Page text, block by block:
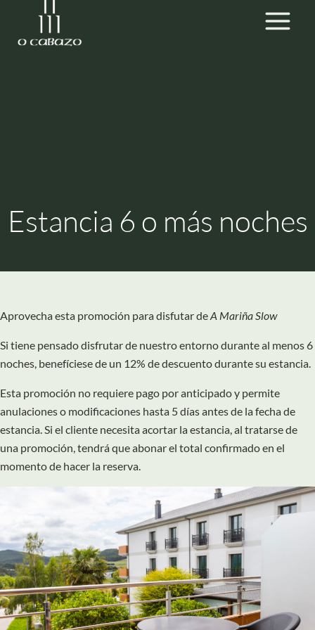
contenido
Estancia 6 o más noches
Aprovecha esta promoción para disfutar deA Mariña Slow
Si tiene pensado disfrutar de nuestro entorno durante al menos 6
noches, benefíciese de un 12% de descuento durante su estancia.
Esta promoción no requiere pago por anticipado y permite
anulaciones o modificaciones hasta 5 días antes de la fecha de
estancia. Si el cliente necesita acortar la estancia, al tratarse de
una promoción, tendrá que abonar el total confirmado en el
momento de hacer la reserva.